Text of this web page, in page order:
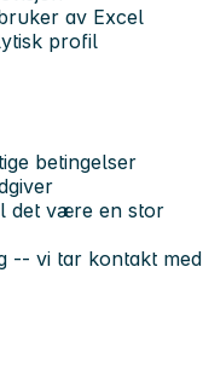
av Excel
profil
betingelser
det være en stor
-- vi tar kontakt med